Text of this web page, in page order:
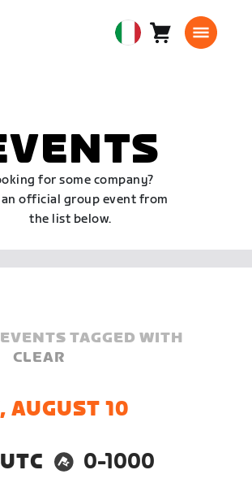
EuropeanCarrello0
for some company?
official group event from
the list below.
TAGGED WITH
CLEAR
AUGUST 10
0-1000